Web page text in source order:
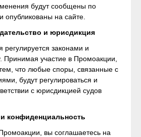
будут сообщены по
опубликованы на сайте.
и юрисдикция
законами и
Принимая участие в Промоакции,
что любые споры, связанные с
будут регулироваться и
с юрисдикцией судов
конфиденциальность
вы соглашаетесь на